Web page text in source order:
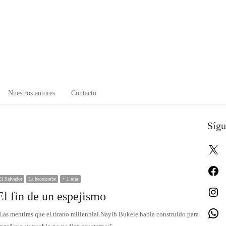
Nuestros autores Contacto
Salvador La hecatombe + 1 más
fin de un espejismo
mentiras que el tirano millennial Nayib Bukele había construido para